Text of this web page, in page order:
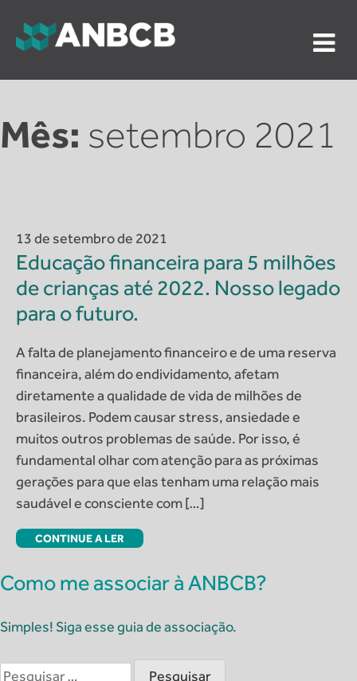
content
Mês: setembro 2021
13 de setembro de 2021
Educação financeira para 5 milhões
de crianças até 2022. Nosso legado
para o futuro.
A falta de planejamento financeiro e de uma reserva
financeira, além do endividamento, afetam
diretamente a qualidade de vida de milhões de
brasileiros. Podem causar stress, ansiedade e
muitos outros problemas de saúde. Por isso, é
fundamental olhar com atenção para as próximas
gerações para que elas tenham uma relação mais
saudável e consciente com […]
CONTINUE A LER
Como me associar à ANBCB?
Simples! Siga esse guia de associação.
Pesquisar